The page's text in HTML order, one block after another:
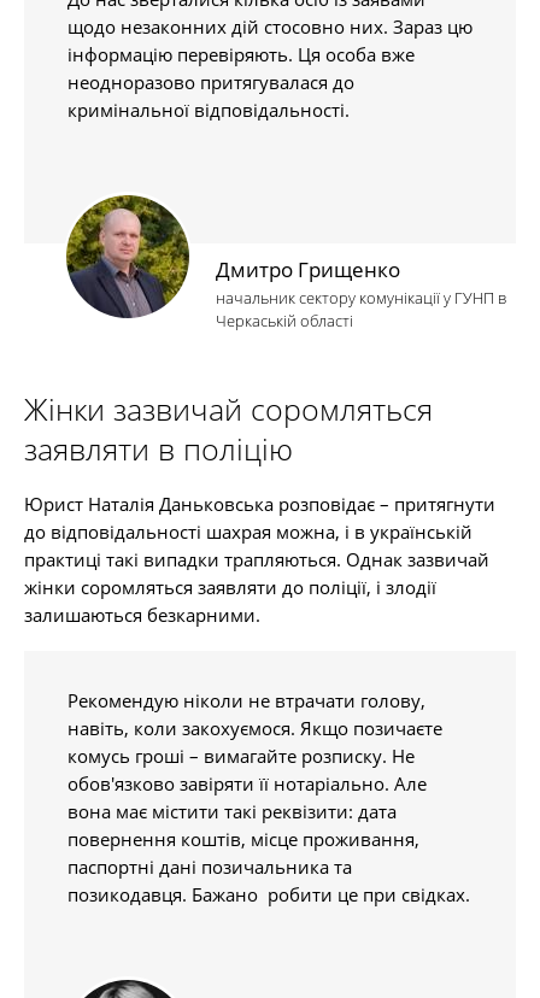
щодо незаконних дій стосовно них. Зараз цю
інформацію перевіряють. Ця особа вже
неодноразово притягувалася до
кримінальної відповідальності.
Дмитро Грищенко
начальник сектору комунікації у ГУНП в
Черкаській області
Жінки зазвичай соромляться
заявляти в поліцію
Юрист Наталія Даньковська розповідає – притягнути
до відповідальності шахрая можна, і в українській
практиці такі випадки трапляються. Однак зазвичай
жінки соромляться заявляти до поліції, і злодії
залишаються безкарними.
Рекомендую ніколи не втрачати голову,
навіть, коли закохуємося. Якщо позичаєте
комусь гроші – вимагайте розписку. Не
обов'язково завіряти її нотаріально. Але
вона має містити такі реквізити: дата
повернення коштів, місце проживання,
паспортні дані позичальника та
позикодавця. Бажано робити це при свідках.